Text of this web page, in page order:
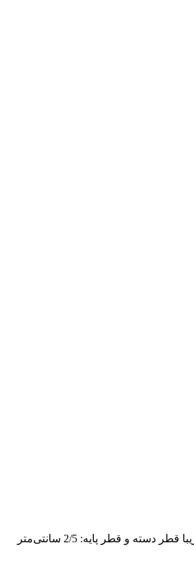
از جنس چوب گردو دارای دسته لردی بسیار زیبا به همراه لاستیک ته عصا دسته ارگونومیک برای استفاده آسان دارای طراحی‌ها ی ساده بسیار زیبا قطر دسته و قطر پایه: 2/5 سانتی‌متر